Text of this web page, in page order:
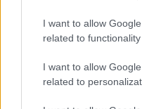
I want to allow
related to
I want to allow
related to